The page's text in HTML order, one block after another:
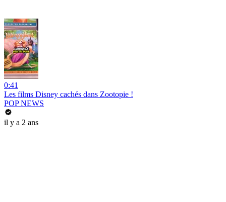
0:41
Les films Disney cachés dans Zootopie !
POP NEWS
il y a 2 ans